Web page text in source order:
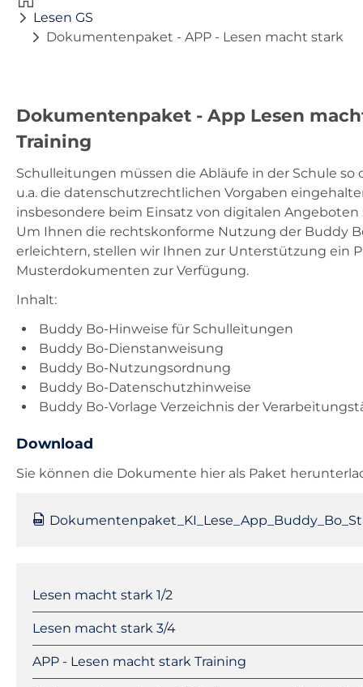
Mathe GS
Mathe Sek I
Lesen Sek I
Material
Lesen GS
Dokumentenpaket - APP - Lesen macht stark
Dokumentenpaket - App Lesen
Training
Schulleitungen müssen die Abläufe in der Schule so
u.a. die datenschutzrechtlichen Vorgaben
insbesondere beim Einsatz von digitalen
Um Ihnen die rechtskonforme Nutzung der Buddy
erleichtern, stellen wir Ihnen zur Unterstützung ein
Musterdokumenten zur Verfügung.
Inhalt:
Buddy Bo-Hinweise für Schulleitungen
Buddy Bo-Dienstanweisung
Buddy Bo-Nutzungsordnung
Buddy Bo-Datenschutzhinweise
Buddy Bo-Vorlage Verzeichnis der
Download
Sie können die Dokumente hier als Paket
überspringen
Lesen macht stark 1/2
Lesen macht stark 3/4
APP - Lesen macht stark Training